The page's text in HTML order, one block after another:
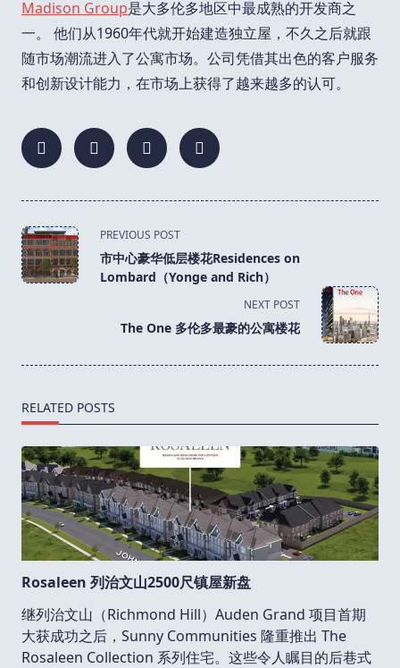
Madison Group是大多伦多地区中最成熟的开发商之
一。 他们从1960年代就开始建造独立屋，不久之后就跟
随市场潮流进入了公寓市场。公司凭借其出色的客户服务
和创新设计能力，在市场上获得了越来越多的认可。
<span
class="nav-
subtitle
PREVIOUS POST
市中心豪华低层楼花Residences on
Lombard（Yonge and Rich）
NEXT POST
The One 多伦多最豪的公寓楼花
RELATED POSTS
Rosaleen 列治文山2500尺镇屋新盘
继列治文山（Richmond Hill）Auden Grand 项目首期
大获成功之后，Sunny Communities 隆重推出 The
Rosaleen Collection 系列住宅。这些令人瞩目的后巷式